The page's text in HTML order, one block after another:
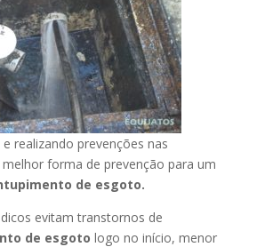
realizando prevenções nas
forma de prevenção para um
de esgoto.
evitam transtornos de
de esgoto logo no início, menor